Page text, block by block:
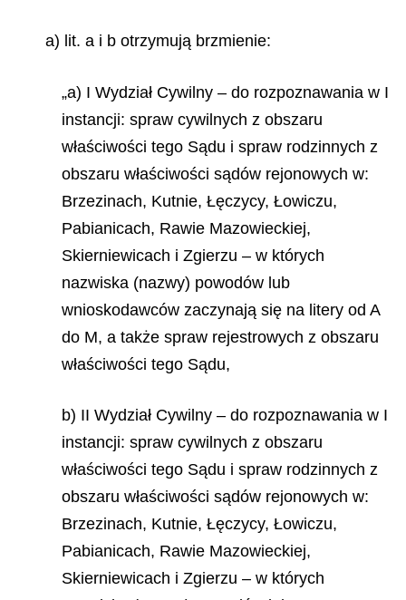
a) lit. a i b otrzymują brzmienie:
„a) I Wydział Cywilny – do rozpoznawania w I
instancji: spraw cywilnych z obszaru
właściwości tego Sądu i spraw rodzinnych z
obszaru właściwości sądów rejonowych w:
Brzezinach, Kutnie, Łęczycy, Łowiczu,
Pabianicach, Rawie Mazowieckiej,
Skierniewicach i Zgierzu – w których
nazwiska (nazwy) powodów lub
wnioskodawców zaczynają się na litery od A
do M, a także spraw rejestrowych z obszaru
właściwości tego Sądu,
b) II Wydział Cywilny – do rozpoznawania w I
instancji: spraw cywilnych z obszaru
właściwości tego Sądu i spraw rodzinnych z
obszaru właściwości sądów rejonowych w:
Brzezinach, Kutnie, Łęczycy, Łowiczu,
Pabianicach, Rawie Mazowieckiej,
Skierniewicach i Zgierzu – w których